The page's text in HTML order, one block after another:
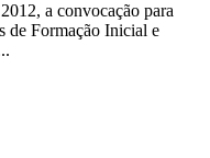
a convocação para
de Formação Inicial e